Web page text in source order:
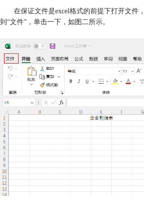
在保证文件是excel格式的前提下打开文件
到“文件”，单击一下，如图二所示。
图二：